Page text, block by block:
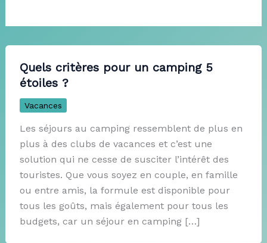
Quels critères pour un camping 5
étoiles ?
Vacances
Les séjours au camping ressemblent de plus en
plus à des clubs de vacances et c’est une
solution qui ne cesse de susciter l’intérêt des
touristes. Que vous soyez en couple, en famille
ou entre amis, la formule est disponible pour
tous les goûts, mais également pour tous les
budgets, car un séjour en camping […]